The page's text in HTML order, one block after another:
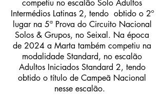
competiu no escalão Solo Adultos
Intermédios Latinas 2, tendo obtido o 2º
lugar na 5ª Prova do Circuito Nacional
Solos & Grupos, no Seixal. Na época
de 2024 a Marta também competiu na
modalidade Standard, no escalão
Adultos Iniciados Standard 2, tendo
obtido o título de Campeã Nacional
nesse escalão.